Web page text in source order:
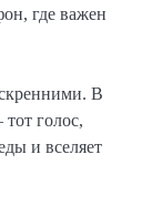
где важен
В
голос,
и вселяет